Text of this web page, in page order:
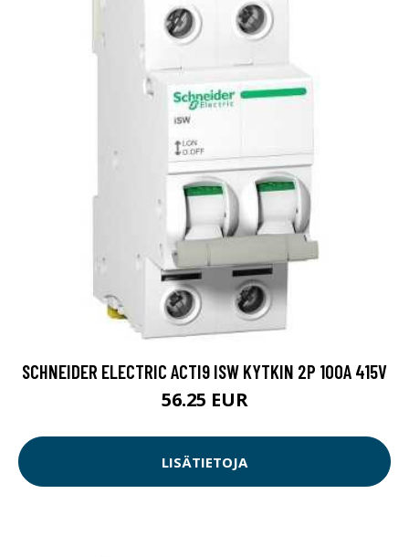
SCHNEIDER ELECTRIC ACTI9 ISW KYTKIN 2P 100A 415V
56.25 EUR
LISÄTIETOJA